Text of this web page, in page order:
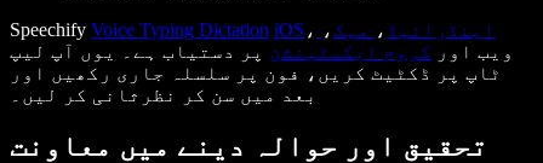
Speechify Voice Typing Dictation iOS ، اینڈرائیڈ ، میک،
ویب اور
کروم ایکسٹینشن پر دستیاب ہے۔ یوں آپ لیپ
ٹاپ پر ڈکٹیٹ کریں، فون پر سلسلہ جاری رکھیں اور
بعد میں سن کر نظرثانی کر لیں۔
تحقیق اور حوالہ دینے میں معاونت